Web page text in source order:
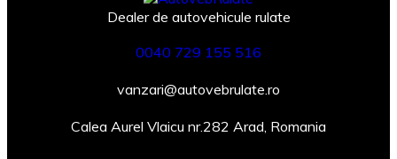
Dealer de autovehicule rulate
0040 729 155 516
vanzari@autovebrulate.ro
Calea Aurel Vlaicu nr.282 Arad, Romania